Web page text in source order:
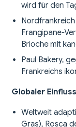
wird für den
Frangipane-
Brioche mit
Paul Bakery,
Frankreichs
Globaler
Weltweit
Gras), Rosca